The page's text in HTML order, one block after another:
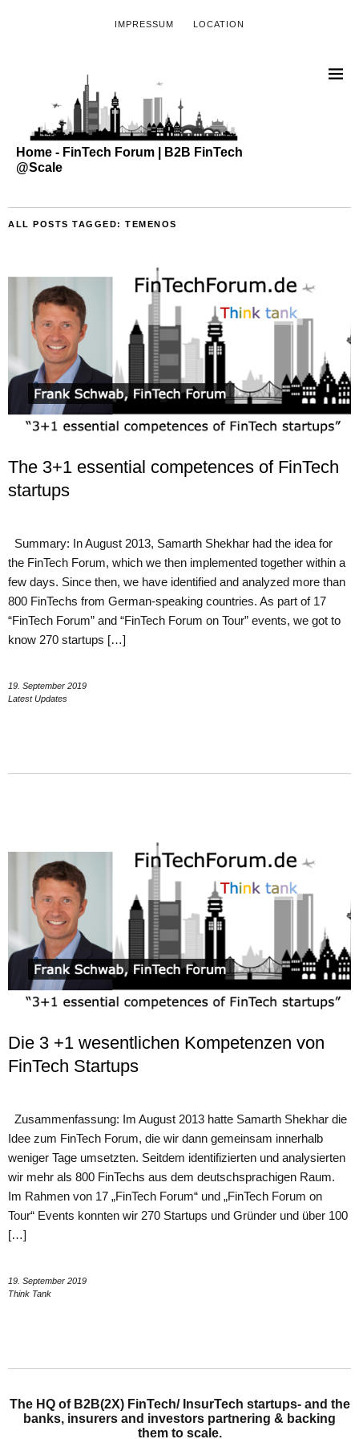
IMPRESSUM LOCATION
Home - FinTech Forum | B2B FinTech
@Scale
ALL POSTS TAGGED: TEMENOS
The 3+1 essential competences of FinTech
startups
Summary: In August 2013, Samarth Shekhar had the idea for
the FinTech Forum, which we then implemented together within a
few days. Since then, we have identified and analyzed more than
800 FinTechs from German-speaking countries. As part of 17
“FinTech Forum” and “FinTech Forum on Tour” events, we got to
know 270 startups […]
19. September 2019
Latest Updates
Die 3 +1 wesentlichen Kompetenzen von
FinTech Startups
Zusammenfassung: Im August 2013 hatte Samarth Shekhar die
Idee zum FinTech Forum, die wir dann gemeinsam innerhalb
weniger Tage umsetzten. Seitdem identifizierten und analysierten
wir mehr als 800 FinTechs aus dem deutschsprachigen Raum.
Im Rahmen von 17 „FinTech Forum“ und „FinTech Forum on
Tour“ Events konnten wir 270 Startups und Gründer und über 100
[…]
19. September 2019
Think Tank
The HQ of B2B(2X) FinTech/ InsurTech startups- and the
banks, insurers and investors partnering & backing
them to scale.